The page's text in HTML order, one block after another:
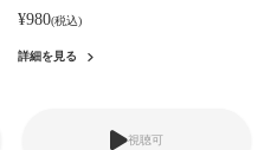
¥980(税込)
詳細を見る
視聴可